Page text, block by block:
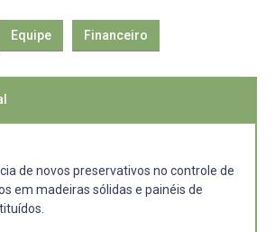
Equipe Financeiro
de novos preservativos no controle de
em madeiras sólidas e painéis de